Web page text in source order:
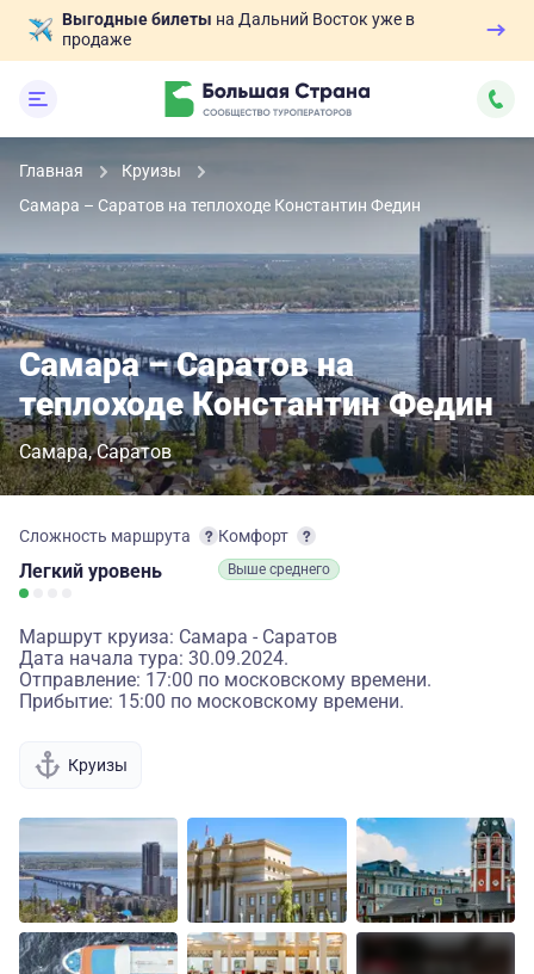
Выгодные билеты на Дальний Восток уже в
продаже
Главная
Круизы
Самара – Саратов на теплоходе Константин Федин
Самара – Саратов на
теплоходе Константин Федин
Самара Саратов
Сложность маршрута
Легкий уровень
Комфорт
Выше среднего
Маршрут круиза: Самара - Саратов
Дата начала тура: 30.09.2024.
Отправление: 17:00 по московскому времени.
Прибытие: 15:00 по московскому времени.
Круизы